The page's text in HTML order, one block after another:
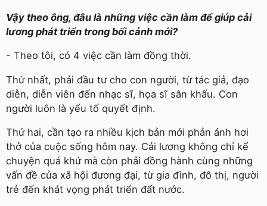
Vậy theo ông, đâu là những việc cần làm để giúp cải
lương phát triển trong bối cảnh mới?
- Theo tôi, có 4 việc cần làm đồng thời.
Thứ nhất, phải đầu tư cho con người, từ tác giả, đạo
diễn, diễn viên đến nhạc sĩ, họa sĩ sân khấu. Con
người luôn là yếu tố quyết định.
Thứ hai, cần tạo ra nhiều kịch bản mới phản ánh hơi
thở của cuộc sống hôm nay. Cải lương không chỉ kể
chuyện quá khứ mà còn phải đồng hành cùng những
vấn đề của xã hội đương đại, từ gia đình, đô thị, người
trẻ đến khát vọng phát triển đất nước.